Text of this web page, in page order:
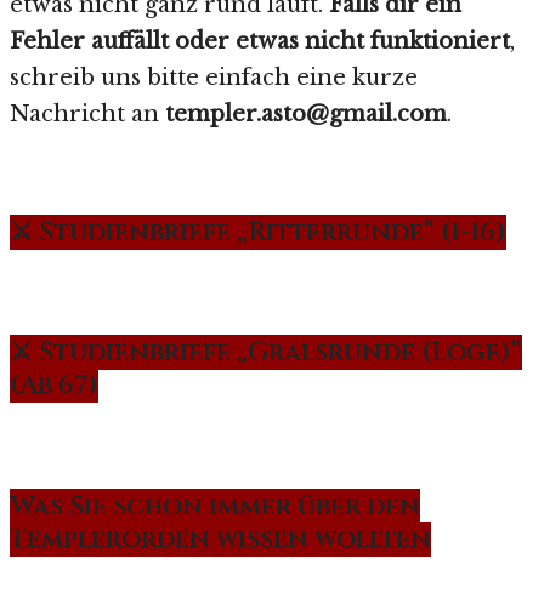
Fehler auffällt oder etwas nicht funktioniert,
schreib uns bitte einfach eine kurze
Nachricht an templer.asto@gmail.com.
⚔️ Studienbriefe „Ritterrunde“ (1-16)
⚔️ Studienbriefe „Gralsrunde (Loge)“
(Ab 67)
Was Sie schon immer über den
Templerorden wissen wollten